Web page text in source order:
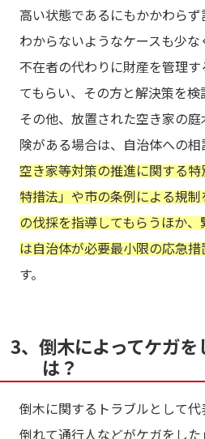
高い状態であるにもかかわら
わからないようなケースも少な
不在者の代わりに財産を管理
てもらい、その方と解決策を検
その他、放置された空き家の
険がある場合は、自治体への相
空き家等対策の推進に関する
特措法」や市の条例による規
の伐採を指導してもらうほか
は自治体が必要最小限の応急
す。
3、倒木によってケガ
は？
倒木に関するトラブルとして
倒れて通行人などがケガをした